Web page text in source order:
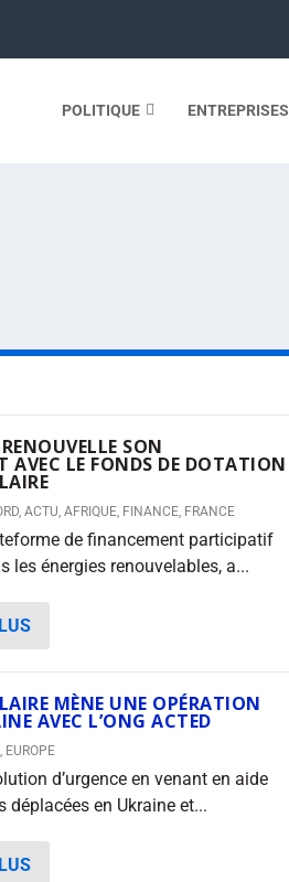
POLITIQUE ENTREPRISES
SON
AVEC LE FONDS DE DOTATION
, ACTU, AFRIQUE, FINANCE, FRANCE
de financement participatif
les énergies renouvelables, a...
MÈNE UNE OPÉRATION
AVEC L’ONG ACTED
, EUROPE
d’urgence en venant en aide
déplacées en Ukraine et...